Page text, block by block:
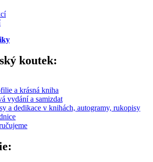
koutek:
a krásná kniha
vydání a samizdat
a dedikace v knihách, autogramy, rukopisy